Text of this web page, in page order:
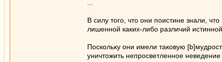
В силу того, что они поистине знали,
лишенной каких-либо различий
Поскольку они имели таковую
уничтожить непросветленное